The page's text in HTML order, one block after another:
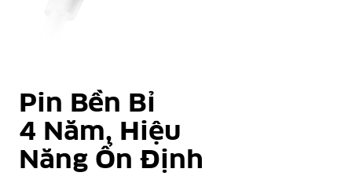
Pin Bền Bỉ
4 Năm, Hiệu
Năng Ổn Định